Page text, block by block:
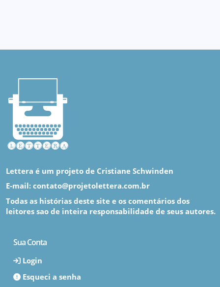
Lettera é um projeto de Cristiane Schwinden
E-mail: contato@projetolettera.com.br
Todas as histórias deste site e os comentários dos
leitores sao de inteira responsabilidade de seus autores.
Sua Conta
Login
Esqueci a senha